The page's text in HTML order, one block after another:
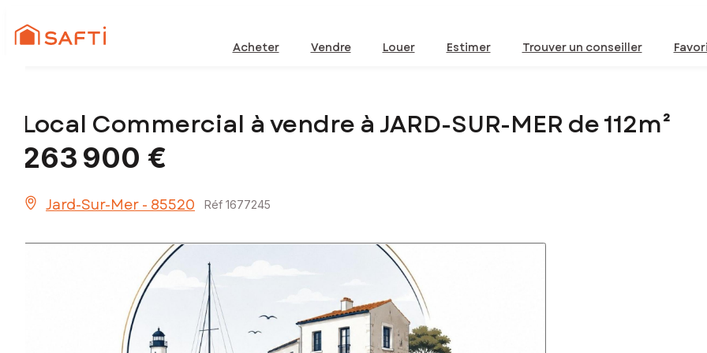
Acheter Vendre Louer Estimer Trouver un conseiller
Local Commercial à vendre à JARD-SUR-MER de 112m²
263 900 €
Jard-Sur-Mer - 85520 Réf 1677245